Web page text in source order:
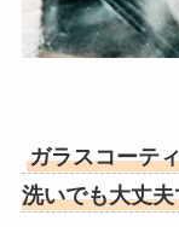
ガラスコーテ
洗いでも大丈